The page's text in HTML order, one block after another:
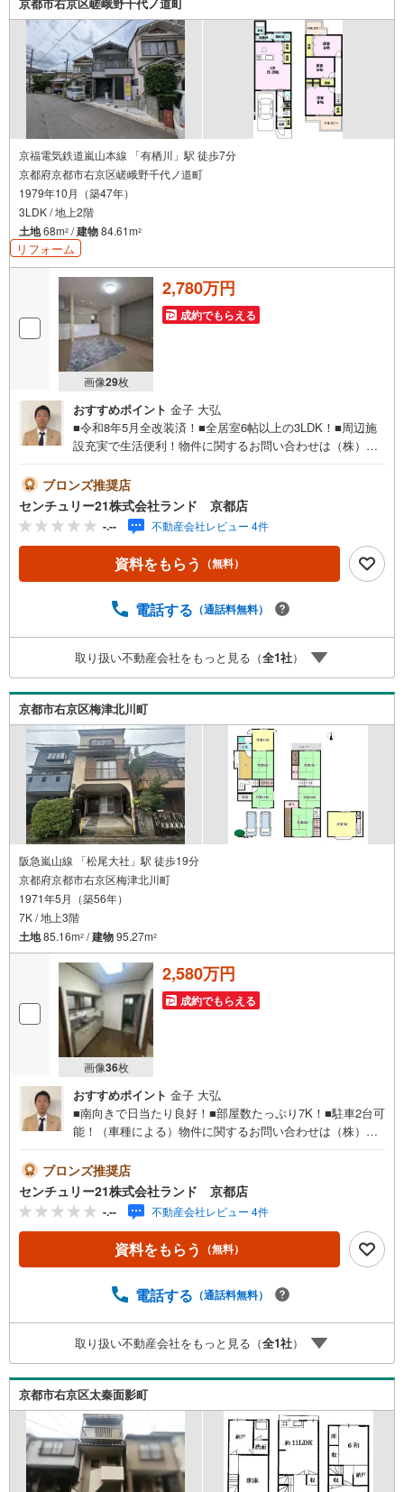
営業）事前にご連絡いただけますと、スムーズにご案内が
可能です。ご連絡お待ちしております！
京福電気鉄道嵐山本線 「有栖川」駅 徒歩7分
京都府京都市右京区嵯峨野千代ノ道町
1979年10月（築47年）
3LDK / 地上2階
土地68m2 /建物84.61m2
リフォーム
画像29枚
2,780万円
成約でもらえる
おすすめポイント 金子 大弘
■令和8年5月全改装済！■全居室6帖以上の3LDK！■周辺施
設充実で生活便利！物件に関するお問い合わせは（株）ラ
センチュリー21ランドについて＞●センチュリー21ランド
京都店は・・・ お客様のご希望をお客様の目線でご満足
いただけるお住いを全力でお探し致します！●購入・売却・
ローンのご相談など、些細なことでもお気軽にご相談下さ
いませ！●リフォームのご相談も承っております。○京阪鴨
東線 「出町柳」駅 徒歩約6分○京都市営地下鉄烏丸線 「今
曜日定休日※祝日は営業）事前にご連絡いただけますと、ス
ブロンズ推奨店
センチュリー21株式会社ランド 京都店
-.-- 不動産会社レビュー 4件
資料をもらう （無料）
電話する （通話料無料）
取り扱い不動産会社をもっと見る（全1社）
京都市右京区梅津北川町
阪急嵐山線 「松尾大社」駅 徒歩19分
京都府京都市右京区梅津北川町
1971年5月（築56年）
7K / 地上3階
土地85.16m2 /建物95.27m2
画像36枚
2,580万円
成約でもらえる
おすすめポイント 金子 大弘
■南向きで日当たり良好！■部屋数たっぷり7K！■駐車2台可
能！（車種による）物件に関するお問い合わせは（株）ラ
センチュリー21ランドについて＞●センチュリー21ランド
京都店は・・・ お客様のご希望をお客様の目線でご満足
いただけるお住いを全力でお探し致します！●購入・売却・
ローンのご相談など、些細なことでもお気軽にご相談下さ
いませ！●リフォームのご相談も承っております。○京阪鴨
東線 「出町柳」駅 徒歩約6分○京都市営地下鉄烏丸線 「今
曜日定休日※祝日は営業）事前にご連絡いただけますと、ス
ブロンズ推奨店
センチュリー21株式会社ランド 京都店
-.-- 不動産会社レビュー 4件
資料をもらう （無料）
電話する （通話料無料）
取り扱い不動産会社をもっと見る（全1社）
京都市右京区太秦面影町